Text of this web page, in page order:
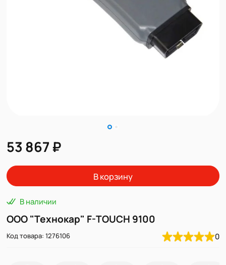
53 867 ₽
В корзину
В наличии
ООО "Технокар" F-TOUCH 9100
Код товара: 1276106 0